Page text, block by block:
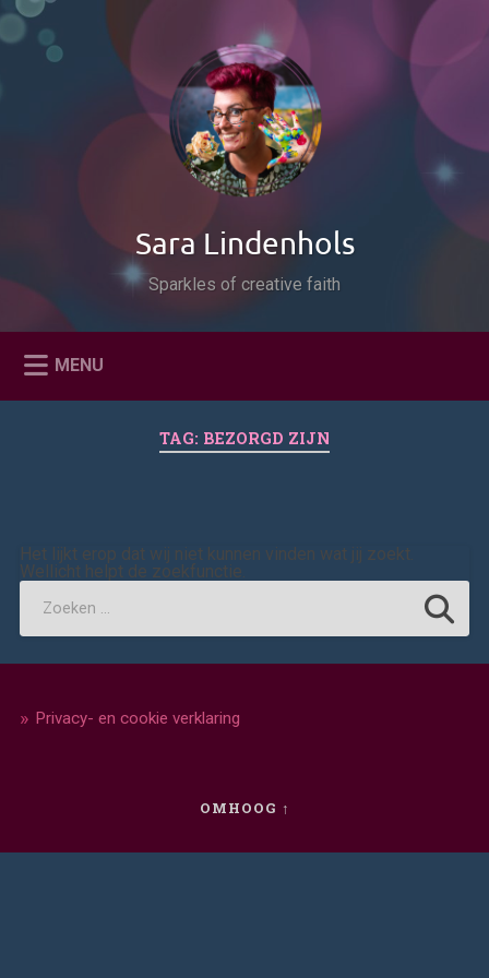
Naar
inhoud
Zoeken
Sara Lindenhols
Sparkles of creative faith
MENU
TAG: BEZORGD ZIJN
Het lijkt erop dat wij niet kunnen vinden wat jij zoekt.
Wellicht helpt de zoekfunctie.
Privacy- en cookie verklaring
OMHOOG ↑